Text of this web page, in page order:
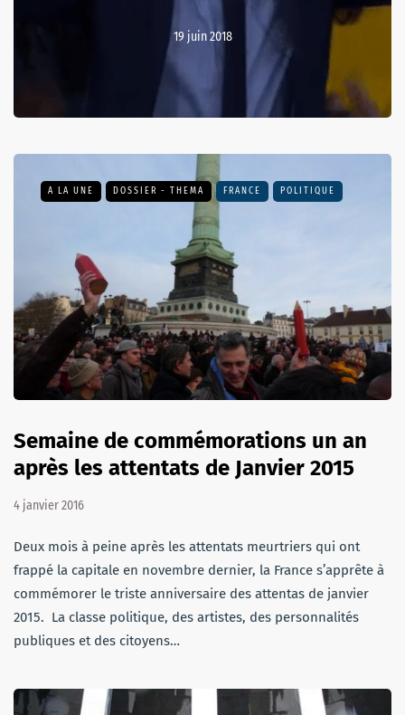
19 juin 2018
A LA UNE DOSSIER - THEMA FRANCE POLITIQUE
Semaine de commémorations un an
après les attentats de Janvier 2015
4 janvier 2016
Deux mois à peine après les attentats meurtriers qui ont
frappé la capitale en novembre dernier, la France s’apprête à
commémorer le triste anniversaire des attentas de janvier
2015. La classe politique, des artistes, des personnalités
publiques et des citoyens…